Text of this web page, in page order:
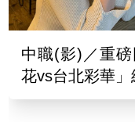
中職(影)／重
花vs台北彩華